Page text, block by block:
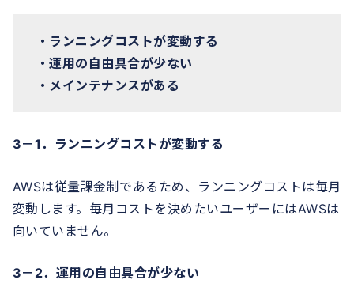
・ランニングコストが変動する
・運用の自由具合が少ない
・メインテナンスがある
3－1．ランニングコストが変動する
AWSは従量課金制であるため、ランニングコストは毎月
変動します。毎月コストを決めたいユーザーにはAWSは
向いていません。
3－2．運用の自由具合が少ない